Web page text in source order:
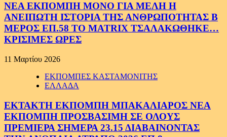
ΝΕΑ ΕΚΠΟΜΠΗ ΜΟΝΟ ΓΙΑ ΜΕΛΗ Η
ΑΝΕΙΠΩΤΗ ΙΣΤΟΡΙΑ ΤΗΣ ΑΝΘΡΩΠΟΤΗΤΑΣ Β
ΜΕΡΟΣ ΕΠ.58 ΤΟ MATRIX ΤΣΑΛΑΚΩΘΗΚΕ…
ΚΡΙΣΙΜΕΣ ΩΡΕΣ
11 Μαρτίου 2026
ΕΚΠΟΜΠΕΣ ΚΑΣΤΑΜΟΝΙΤΗΣ
ΕΛΛΑΔΑ
ΕΚΤΑΚΤΗ ΕΚΠΟΜΠΗ ΜΠΑΚΑΛΙΑΡΟΣ ΝΕΑ
ΕΚΠΟΜΠΗ ΠΡΟΣΒΑΣΙΜΗ ΣΕ ΟΛΟΥΣ
ΠΡΕΜΙΕΡΑ ΣΗΜΕΡΑ 23.15 ΔΙΑΒΑΙΝΟΝΤΑΣ